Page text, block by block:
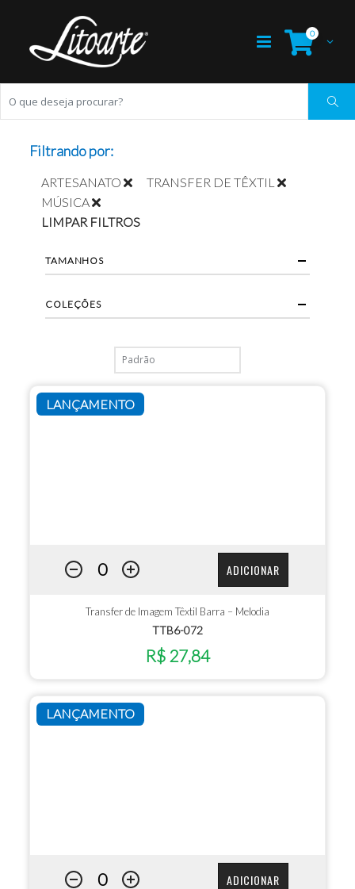
0
LANÇAMENTO
ADICIONAR
Transfer de Imagem Têxtil Barra – Melodia
TTB6-072
R$ 27,84
LANÇAMENTO
ADICIONAR
Filtrando por:
ARTESANATO
TRANSFER DE TÊXTIL
MÚSICA
LIMPAR FILTROS
TAMANHOS
COLEÇÕES